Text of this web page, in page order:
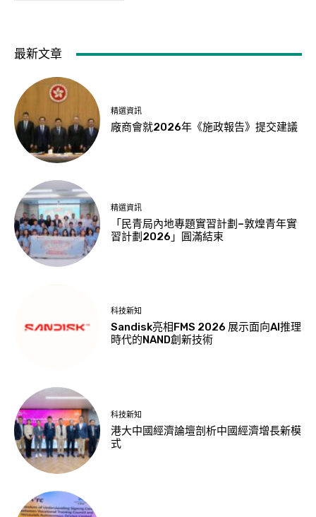
最新文章
精選資訊
廠商會就2026年《施政報告》提交建議
精選資訊
「民青局內地專題實習計劃–敦煌青年實
習計劃2026」圓滿結束
科技新知
Sandisk亮相FMS 2026 展示面向AI推理
時代的NAND創新技術
科技新知
港大中國經濟論壇剖析中國經濟增長新模
式